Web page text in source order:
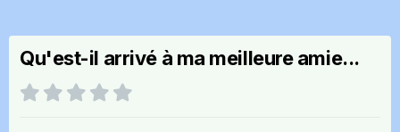
Qu'est-il arrivé à ma meilleure amie...